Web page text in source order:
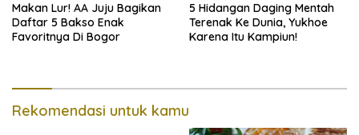
Makan Lur! AA Juju Bagikan
Daftar 5 Bakso Enak
Favoritnya Di Bogor
5 Hidangan Daging Mentah
Terenak Ke Dunia, Yukhoe
Karena Itu Kampiun!
Rekomendasi untuk kamu